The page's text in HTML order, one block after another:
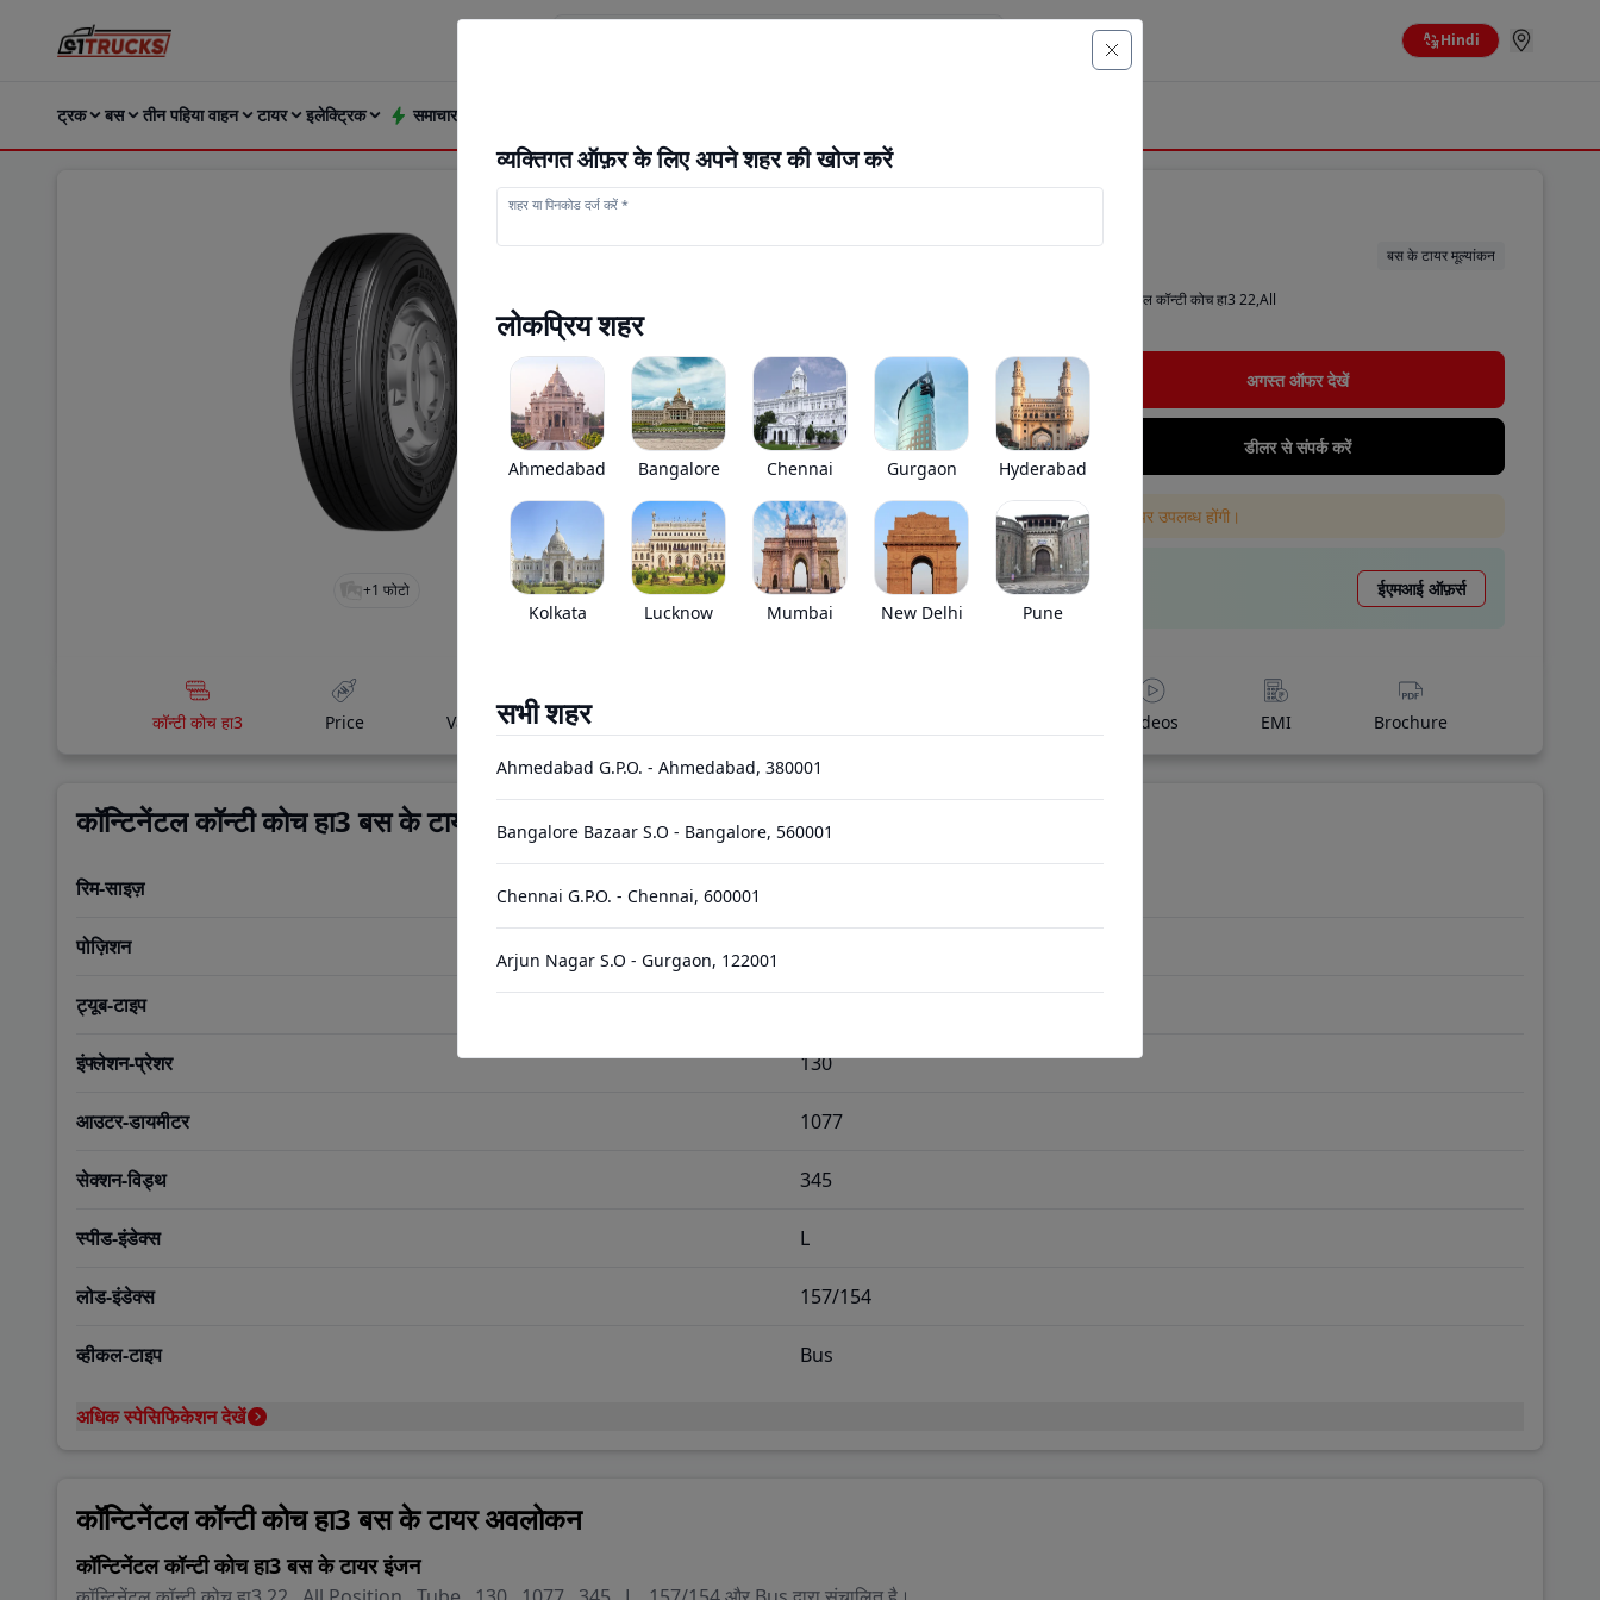
Hindi
ट्रक बस तीन पहिया वाहन टायर इलेक्ट्रिक समाचार और अपडेट्स
+1 फोटो
बस के टायर मूल्यांकन
कॉन्टिनेंटल कॉन्टी कोच हा3 भारत बाजार में रुपये की एक्स-शोरूम कीमत पर उपलब्ध है। कॉन्टिनेंटल कॉन्टी कोच हा3 22,All
कीमत जल्द ही आ रही है*View Price Breakup
EMI starts @
***** /month*
Ex-showroom price in
अगस्त ऑफर देखें
डीलर से संपर्क करें
•जीएसटी 2.0 के बाद कीमतों में संशोधन किया गया है। नई दरें जल्द ही वेबसाइट पर उपलब्ध होंगी।
EMI starts @
*****/month* ईएमआई ऑफ़र्स
व्यक्तिगत ऑफ़र के लिए अपने शहर की खोज करें
शहर या पिनकोड दर्ज करें *
लोकप्रिय शहर
Ahmedabad Bangalore Chennai Gurgaon Hyderabad
Kolkata Lucknow Mumbai New Delhi Pune
सभी शहर
Ahmedabad G.P.O. - Ahmedabad, 380001
Bangalore Bazaar S.O - Bangalore, 560001
Chennai G.P.O. - Chennai, 600001
Arjun Nagar S.O - Gurgaon, 122001
कॉन्टी कोच हा3 Price Variants Videos EMI Brochure
कॉन्टिनेंटल कॉन्टी कोच हा3 बस के टायर फीचर्स
रिम-साइज़
पोज़िशन
ट्यूब-टाइप
इंफ्लेशन-प्रेशर 130
आउटर-डायमीटर 1077
सेक्शन-विड्थ 345
स्पीड-इंडेक्स L
लोड-इंडेक्स 157/154
व्हीकल-टाइप Bus
अधिक स्पेसिफिकेशन देखें
कॉन्टिनेंटल कॉन्टी कोच हा3 बस के टायर अवलोकन
कॉन्टिनेंटल कॉन्टी कोच हा3 बस के टायर इंजन